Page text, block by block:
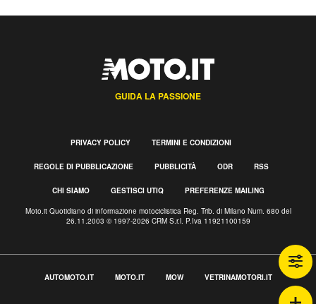
GUIDA LA PASSIONE
PRIVACY POLICY TERMINI E CONDIZIONI
REGOLE DI PUBBLICAZIONE PUBBLICITÀ ODR RSS
CHI SIAMO GESTISCI UTIQ PREFERENZE MAILING
Moto.it Quotidiano di informazione motociclistica Reg. Trib. di Milano Num. 680 del
26.11.2003 © 1997-2026 CRM S.r.l. P.Iva 11921100159
AUTOMOTO.IT MOTO.IT MOW VETRINAMOTORI.IT